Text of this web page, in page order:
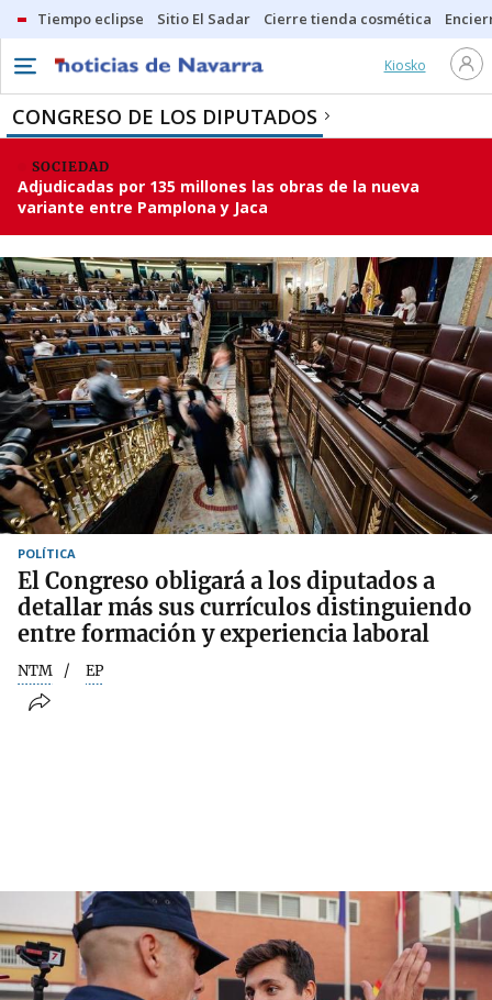
Tiempo eclipse Sitio El Sadar Cierre tienda cosmética
Kiosko
CONGRESO DE LOS DIPUTADOS
SOCIEDAD
Adjudicadas por 135 millones las obras de la nueva
variante entre Pamplona y Jaca
POLÍTICA
El Congreso obligará a los diputados a
detallar más sus currículos distinguiendo
entre formación y experiencia laboral
NTM EP